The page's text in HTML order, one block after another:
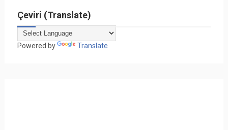
Çeviri (Translate)
Powered by Translate